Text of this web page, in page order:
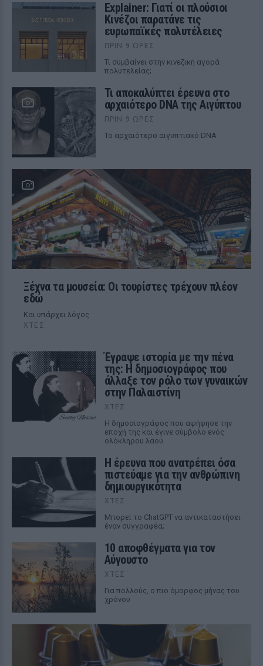
Explainer: Γιατί οι πλούσιοι
Κινέζοι παρατάνε τις
ευρωπαϊκές πολυτέλειες
ΠΡΙΝ 9 ΏΡΕΣ
Τι συμβαίνει στην κινεζική αγορά
πολυτελείας;
Τι αποκαλύπτει έρευνα στο
αρχαιότερο DNA της Αιγύπτου
ΠΡΙΝ 9 ΏΡΕΣ
Το αρχαιότερο αιγυπτιακό DNA
Ξέχνα τα μουσεία: Οι τουρίστες τρέχουν πλέον
εδώ
Και υπάρχει λόγος
ΧΤΕΣ
Έγραψε ιστορία με την πένα
της: Η δημοσιογράφος που
άλλαξε τον ρόλο των γυναικών
στην Παλαιστίνη
ΧΤΕΣ
Η δημοσιογράφος που αψήφησε την
εποχή της και έγινε σύμβολο ενός
ολόκληρου λαού
Η έρευνα που ανατρέπει όσα
πιστεύαμε για την ανθρώπινη
δημιουργικότητα
ΧΤΕΣ
Mπορεί το ChatGPT να αντικαταστήσει
έναν συγγραφέα;
10 αποφθέγματα για τον
Αύγουστο
ΧΤΕΣ
Για πολλούς, ο πιο όμορφος μήνας του
χρόνου